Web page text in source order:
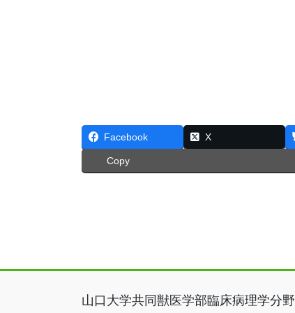
Facebook X
Copy
山口大学共同獣医学部臨床病理学分野